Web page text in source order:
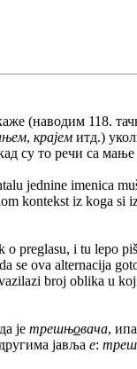
(наводим 118.
, крајем итд.)
су то речи са мање
jednine imenica
kontekst iz koga si
preglasu, i tu lepo
se ova alternacija
broj oblika u
је трешњовача,
јавља е: